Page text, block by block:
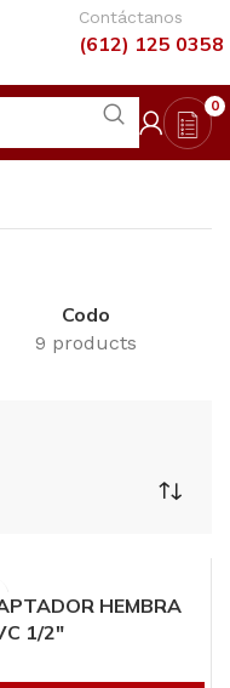
Contáctanos
(612) 125 0358
0
Codo
9 products
HEMBRA
1/2″